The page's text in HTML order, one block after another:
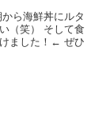
ら海鮮丼にルタ
（笑） そして食
ました！← ぜひ